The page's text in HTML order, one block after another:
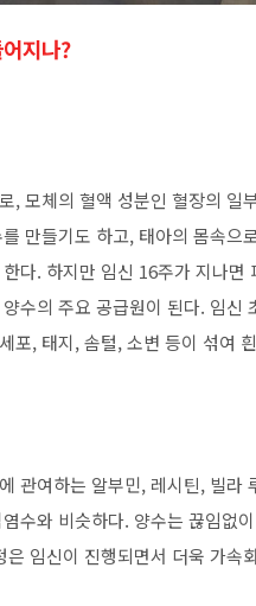
지나?
, 모체의 혈액 성분인 혈장의
만들기도 하고, 태아의 몸속
다. 하지만 임신 16주가 지나
수의 주요 공급원이 된다. 임
포, 태지, 솜털, 소변 등이 섞여
관여하는 알부민, 레시틴, 빌
수와 비슷하다. 양수는 끊임없
임신이 진행되면서 더욱 가속